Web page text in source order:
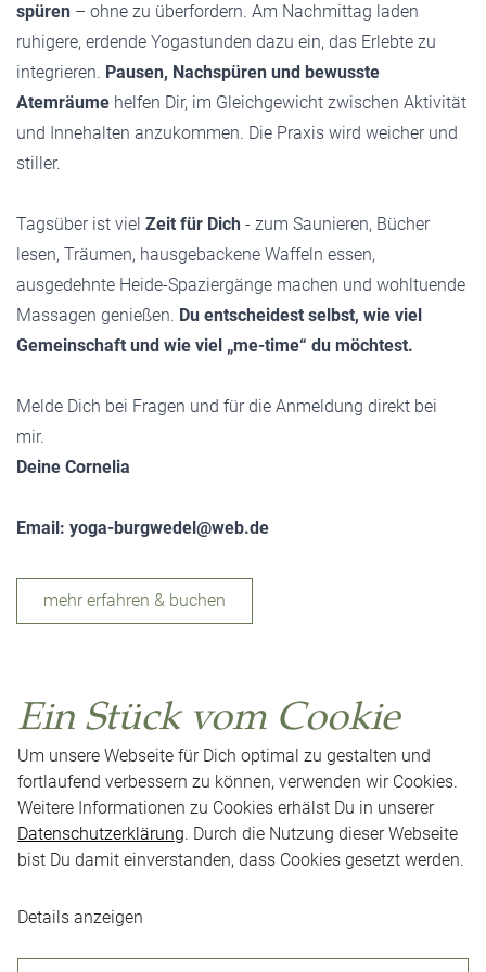
spüren – ohne zu überfordern. Am Nachmittag laden
ruhigere, erdende Yogastunden dazu ein, das Erlebte zu
integrieren. Pausen, Nachspüren und bewusste
Atemräume helfen Dir, im Gleichgewicht zwischen Aktivität
und Innehalten anzukommen. Die Praxis wird weicher und
stiller.
Tagsüber ist viel Zeit für Dich - zum Saunieren, Bücher
lesen, Träumen, hausgebackene Waffeln essen,
ausgedehnte Heide-Spaziergänge machen und wohltuende
Massagen genießen. Du entscheidest selbst, wie viel
Gemeinschaft und wie viel „me-time“ du möchtest.
Melde Dich bei Fragen und für die Anmeldung direkt bei
mir.
Deine Cornelia
Email: yoga-burgwedel@web.de
mehr erfahren & buchen
Ein Stück vom Cookie
Um unsere Webseite für Dich optimal zu gestalten und
fortlaufend verbessern zu können, verwenden wir Cookies.
Weitere Informationen zu Cookies erhälst Du in unserer
Datenschutzerklärung. Durch die Nutzung dieser Webseite
bist Du damit einverstanden, dass Cookies gesetzt werden.
Details anzeigen